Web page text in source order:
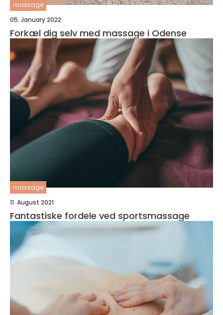
massage
05. January 2022
Forkæl dig selv med massage i Odense
massage
11. August 2021
Fantastiske fordele ved sportsmassage